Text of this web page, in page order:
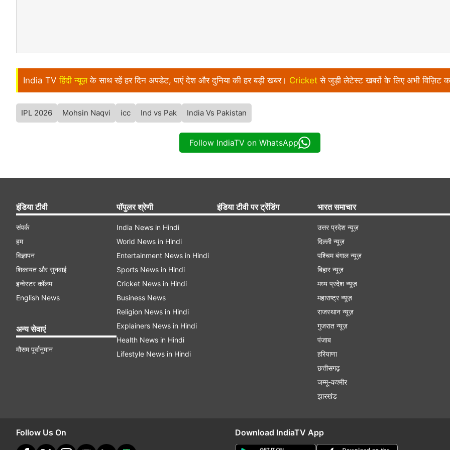
India TV हिंदी न्यूज़ के साथ रहें हर दिन अपडेट, पाएं देश और दुनिया की हर बड़ी खबर। Cricket से जुड़ी लेटेस्ट खबरों के लिए अभी विज़िट
IPL 2026 Mohsin Naqvi icc Ind vs Pak India Vs Pakistan
Follow IndiaTV on WhatsApp
इंडिया टीवी
संपर्क
हम
विज्ञापन
शिकायत और सुनवाई
इन्वेस्टर कॉलम
English News
अन्य सेवाएं
मौसम पूर्वानुमान
पॉपुलर श्रेणी
India News in Hindi
World News in Hindi
Entertainment News in Hindi
Sports News in Hindi
Cricket News in Hindi
Business News
Religion News in Hindi
Explainers News in Hindi
Health News in Hindi
Lifestyle News in Hindi
इंडिया टीवी पर ट्रेंडिंग भारत समाचार
उत्तर प्रदेश न्यूज़
दिल्ली न्यूज़
पश्चिम बंगाल न्यूज़
बिहार न्यूज़
मध्य प्रदेश न्यूज़
महाराष्ट्र न्यूज़
राजस्थान न्यूज़
गुजरात न्यूज़
पंजाब
हरियाणा
छत्तीसगढ़
जम्मू-कश्मीर
झारखंड
Follow Us On Download IndiaTV App